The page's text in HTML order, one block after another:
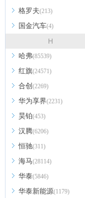
格罗夫(213)
国金汽车(4)
H
哈弗(85539)
红旗(24571)
合创 (2269)
华为享界(2231)
昊铂(453)
汉腾(6206)
恒驰(311)
海马(28114)
华泰(5846)
华泰新能源(1179)